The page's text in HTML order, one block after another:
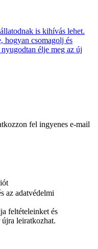
is kihívás lehet.
hogyan csomagolj és
élje meg az új
fel ingyenes e-mail
az adatvédelmi
feltételeinket és
leiratkozhat.